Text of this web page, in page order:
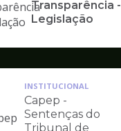
Transparência -
Legislação
Ilustração
INSTITUCIONAL
Capep -
Sentenças do
Tribunal de